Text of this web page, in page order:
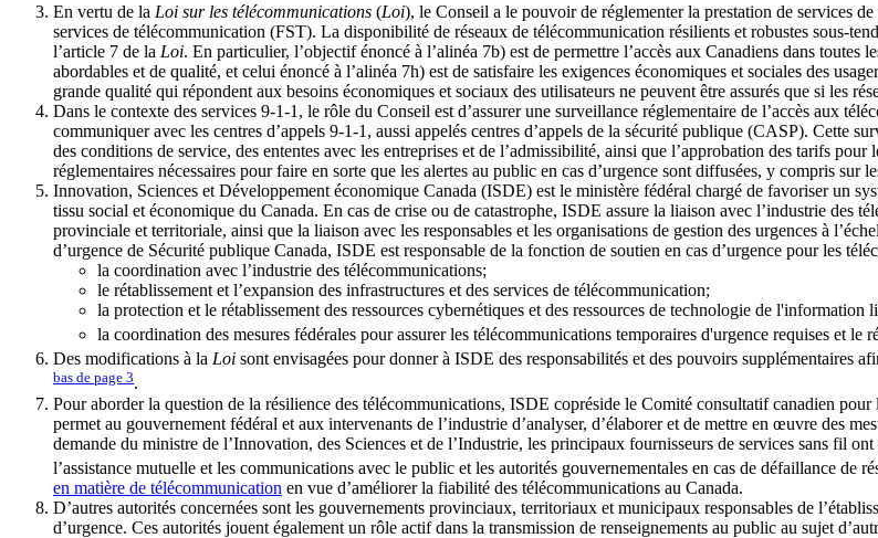
En vertu de la Loi sur les télécommunications (Loi), le Conseil a le pouvoir de réglementer la prestation de services
services de télécommunication (FST). La disponibilité de réseaux de télécommunication résilients et robustes sous-
l’article 7 de la Loi. En particulier, l’objectif énoncé à l’alinéa 7b) est de permettre l’accès aux Canadiens dans
abordables et de qualité, et celui énoncé à l’alinéa 7h) est de satisfaire les exigences économiques et sociales des
grande qualité qui répondent aux besoins économiques et sociaux des utilisateurs ne peuvent être assurés que si les
Dans le contexte des services 9-1-1, le rôle du Conseil est d’assurer une surveillance réglementaire de l’accès aux
communiquer avec les centres d’appels 9-1-1, aussi appelés centres d’appels de la sécurité publique (CASP). Cette
des conditions de service, des ententes avec les entreprises et de l’admissibilité, ainsi que l’approbation des tarifs
réglementaires nécessaires pour faire en sorte que les alertes au public en cas d’urgence sont diffusées, y compris sur
Innovation, Sciences et Développement économique Canada (ISDE) est le ministère fédéral chargé de favoriser un
tissu social et économique du Canada. En cas de crise ou de catastrophe, ISDE assure la liaison avec l’industrie des
provinciale et territoriale, ainsi que la liaison avec les responsables et les organisations de gestion des urgences à
d’urgence de Sécurité publique Canada, ISDE est responsable de la fonction de soutien en cas d’urgence pour les
la coordination avec l’industrie des télécommunications;
le rétablissement et l’expansion des infrastructures et des services de télécommunication;
la protection et le rétablissement des ressources cybernétiques et des ressources de technologie de
la coordination des mesures fédérales pour assurer les télécommunications temporaires d'urgence requises et
Des modifications à la Loi sont envisagées pour donner à ISDE des responsabilités et des pouvoirs supplémentaires
bas de page 3.
Pour aborder la question de la résilience des télécommunications, ISDE copréside le Comité consultatif canadien
permet au gouvernement fédéral et aux intervenants de l’industrie d’analyser, d’élaborer et de mettre en œuvre des
demande du ministre de l’Innovation, des Sciences et de l’Industrie, les principaux fournisseurs de services sans fil
l’assistance mutuelle et les communications avec le public et les autorités gouvernementales en cas de défaillance de
en matière de télécommunication en vue d’améliorer la fiabilité des télécommunications au Canada.
D’autres autorités concernées sont les gouvernements provinciaux, territoriaux et municipaux responsables de
d’urgence. Ces autorités jouent également un rôle actif dans la transmission de renseignements au public au sujet